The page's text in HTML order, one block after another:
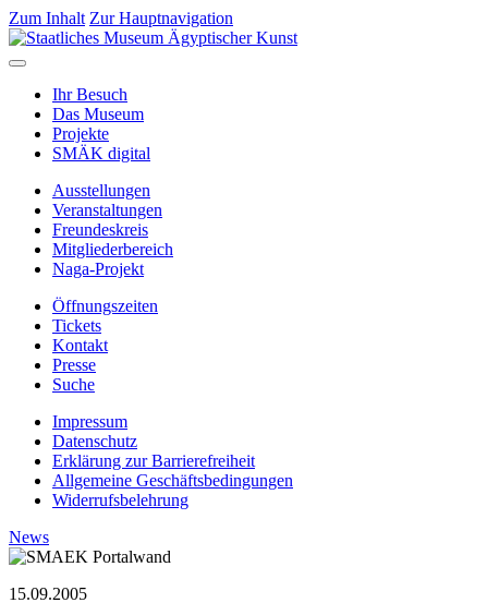
Zum Inhalt Zur Hauptnavigation
Ihr Besuch
Das Museum
Projekte
SMÄK digital
Ausstellungen
Veranstaltungen
Freundeskreis
Mitgliederbereich
Naga-Projekt
Öffnungszeiten
Tickets
Kontakt
Presse
Suche
Impressum
Datenschutz
Erklärung zur Barrierefreiheit
Allgemeine Geschäftsbedingungen
Widerrufsbelehrung
News
15.09.2005